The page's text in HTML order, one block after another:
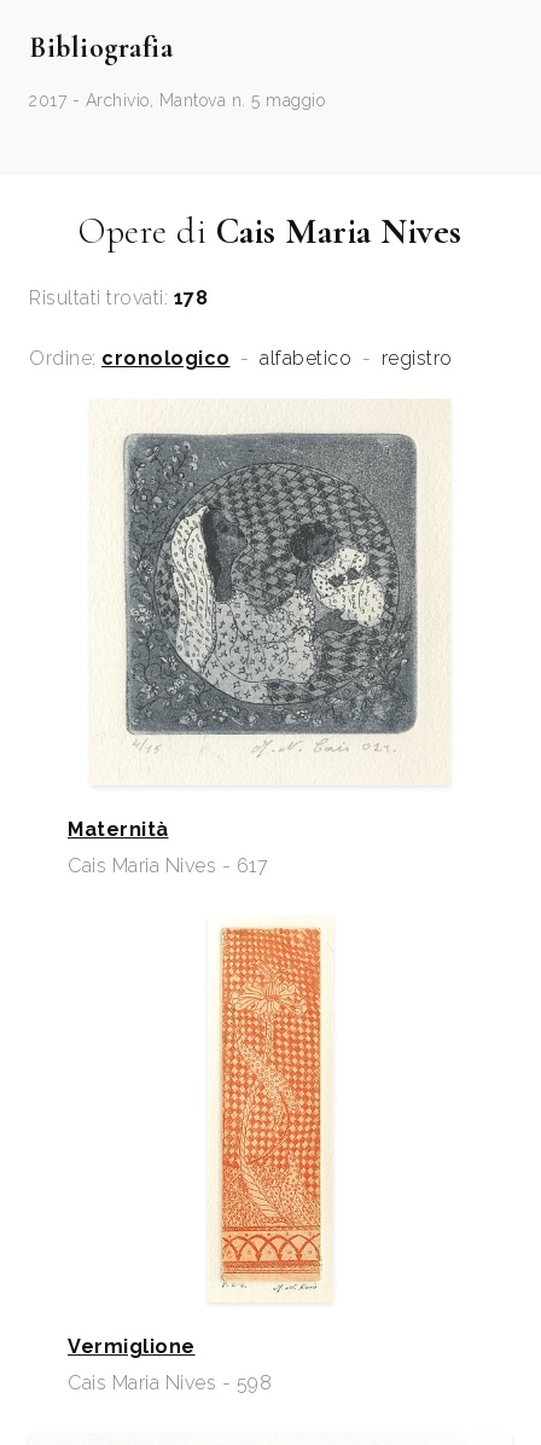
Bibliografia
2017 - Archivio, Mantova n. 5 maggio
Opere di Cais Maria Nives
Risultati trovati: 178
Ordine: cronologico - alfabetico - registro
Maternità
Cais Maria Nives - 617
Vermiglione
Cais Maria Nives - 598